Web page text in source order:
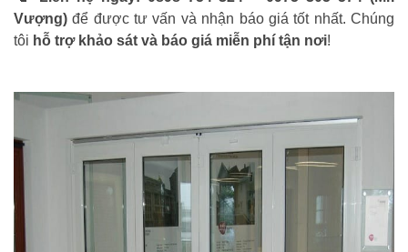
Vượng) để được tư vấn và nhận báo giá tốt nhất. Chúng
tôi hỗ trợ khảo sát và báo giá miễn phí tận nơi!